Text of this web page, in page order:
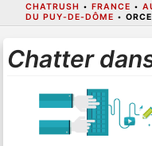
CHATRUSH • FRANCE •
DU PUY-DE-DÔME •
Chatter